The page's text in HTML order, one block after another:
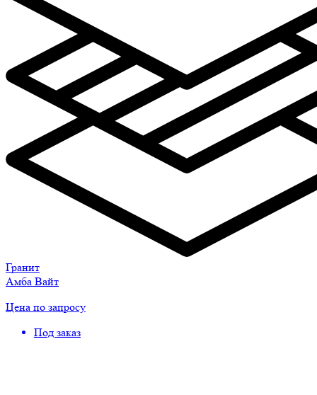
Гранит
Амба Вайт
Цена по запросу
Под заказ